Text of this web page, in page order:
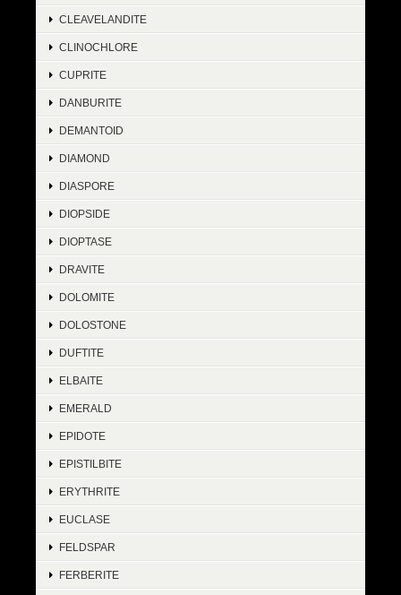
CLEAVELANDITE
CLINOCHLORE
CUPRITE
DANBURITE
DEMANTOID
DIAMOND
DIASPORE
DIOPSIDE
DIOPTASE
DRAVITE
DOLOMITE
DOLOSTONE
DUFTITE
ELBAITE
EMERALD
EPIDOTE
EPISTILBITE
ERYTHRITE
EUCLASE
FELDSPAR
FERBERITE